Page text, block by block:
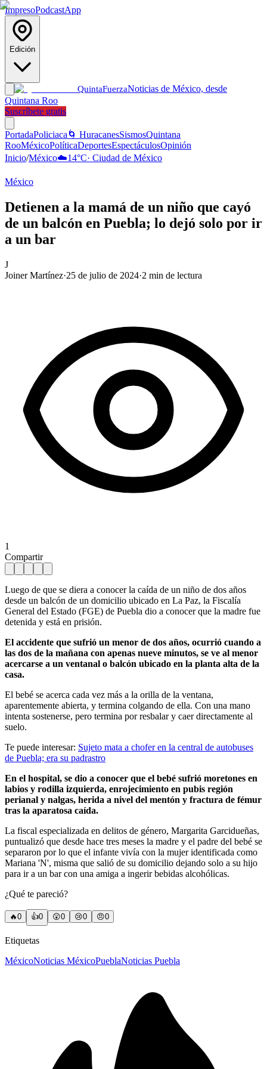
ImpresoPodcastApp
Edición
QuintaFuerzaNoticias de México, desde
Quintana Roo
Suscríbete gratis
PortadaPoliciaca 🌀 HuracanesSismosQuintana
RooMéxicoPolíticaDeportesEspectáculosOpinión
Inicio/México☁️14°C· Ciudad de México
México
Detienen a la mamá de un niño que cayó
de un balcón en Puebla; lo dejó solo por ir
a un bar
J
Joiner Martínez·25 de julio de 2024·2 min de lectura
1
Compartir
Luego de que se diera a conocer la caída de un niño de dos años
desde un balcón de un domicilio ubicado en La Paz, la Fiscalía
General del Estado (FGE) de Puebla dio a conocer que la madre fue
detenida y está en prisión.
El accidente que sufrió un menor de dos años, ocurrió cuando a
las dos de la mañana con apenas nueve minutos, se ve al menor
acercarse a un ventanal o balcón ubicado en la planta alta de la
casa.
El bebé se acerca cada vez más a la orilla de la ventana,
aparentemente abierta, y termina colgando de ella. Con una mano
intenta sostenerse, pero termina por resbalar y caer directamente al
suelo.
Te puede interesar: Sujeto mata a chofer en la central de autobuses
de Puebla; era su padrastro
En el hospital, se dio a conocer que el bebé sufrió moretones en
labios y rodilla izquierda, enrojecimiento en pubis región
perianal y nalgas, herida a nivel del mentón y fractura de fémur
tras la aparatosa caída.
La fiscal especializada en delitos de género, Margarita Garcidueñas,
puntualizó que desde hace tres meses la madre y el padre del bebé se
separaron por lo que el infante vivía con la mujer identificada como
Mariana 'N', misma que salió de su domicilio dejando solo a su hijo
para ir a un bar con una amiga a ingerir bebidas alcohólicas.
¿Qué te pareció?
🔥0 👍0 😲0 😢0 😠0
Etiquetas
MéxicoNoticias MéxicoPueblaNoticias Puebla